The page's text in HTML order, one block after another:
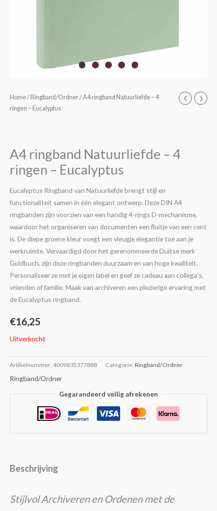
Home/ Ringband/Ordner/ A4 ringband Natuurliefde – 4
ringen – Eucalyptus
A4 ringband Natuurliefde – 4
ringen – Eucalyptus
Eucalyptus Ringband van Natuurliefde brengt stijl en
functionaliteit samen in één elegant ontwerp. Deze DIN A4
ringbanden zijn voorzien van een handig 4-rings D-mechanisme,
waardoor het organiseren van documenten een fluitje van een cent
is. De diepe groene kleur voegt een vleugje elegantie toe aan je
werkruimte. Vervaardigd door het gerenommeerde Duitse merk
Goldbuch, zijn deze ringbanden duurzaam en van hoge kwaliteit.
Personaliseer ze met je eigen label en geef ze cadeau aan collega’s,
vrienden of familie. Maak van archiveren een plezierige ervaring met
de Eucalyptus ringband.
€16,25
Uitverkocht
Artikelnummer: 4009835377888 Categorie: Ringband/Ordner
Ringband/Ordner
Gegarandeerd veilig afrekenen
Beschrijving
Stijlvol Archiveren en Ordenen met de